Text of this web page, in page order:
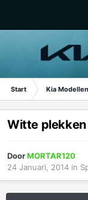
Start Kia Modellen
Witte
DoorMORTAR120
24 Januari, 2014 in